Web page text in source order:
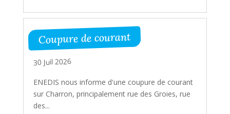
Coupure de courant
30 Juil 2026
ENEDIS nous informe d'une coupure de courant
sur Charron, principalement rue des Groies, rue
des...